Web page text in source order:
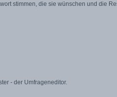
stimmen, die sie wünschen und die
- der Umfrageneditor.